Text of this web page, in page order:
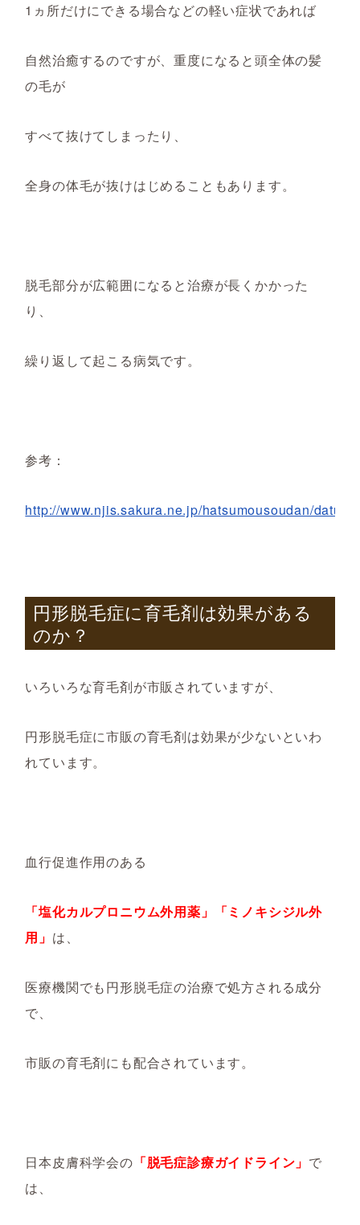
1 ヵ所だけにできる場合などの軽い症状であれば
自然治癒するのですが、重度になると頭全体の髪
の毛が
すべて抜けてしまったり 、
全身の体毛が抜けはじめることもあり ます。
脱毛部分が広範囲になる と治療が長くかかった
り、
繰り返して起こる病気です。
参考：
http://www.njis.sakura.ne.jp/hatsumousoudan/
円形脱毛症に育毛剤は効果がある
のか？
いろいろな育毛剤が市販 されていますが、
円形脱毛症に市販の育毛剤は効果が少ないといわ
れています。
血行促進作用のある
「塩化カルプロニウム外用薬」「ミノキシジル外
用 」 は、
医療機関でも円形脱毛症の治療で処方される成分
で、
市販の育毛剤にも配合されています。
日本皮膚科学会の 「脱毛症診療ガイドライン」 で
は、